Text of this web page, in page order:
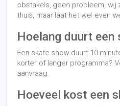
obstakels, geen probleem, wij
thuis, maar laat het wel even
Hoelang duurt een
Een skate show duurt 10
korter of langer programma?
aanvraag.
Hoeveel kost een